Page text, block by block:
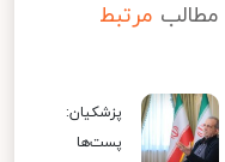
مطالب مرتبط
پزشکیان:
پست‌ها